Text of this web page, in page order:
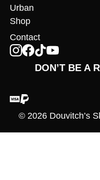
Urban
Shop
Contact
DON’T BE A
© 2026 Douvitch’s